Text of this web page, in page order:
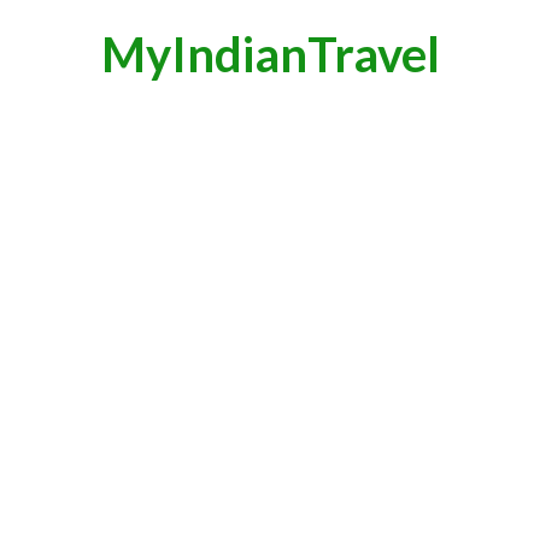
MyIndianTravel